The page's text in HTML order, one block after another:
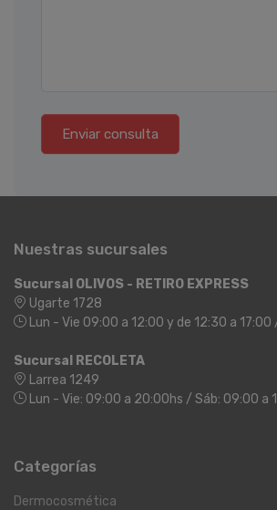
Enviar consulta
Nuestras sucursales
Sucursal OLIVOS - RETIRO EXPRESS
Ugarte 1728
Lun - Vie 09:00 a 12:00 y de 12:30 a
Sucursal RECOLETA
Larrea 1249
Lun - Vie: 09:00 a 20:00hs / Sáb: 09:00 a
Categorías
Dermocosmética